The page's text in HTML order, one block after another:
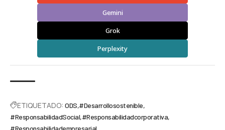
Gemini
Grok
Perplexity
ETIQUETADO: ODS #Desarrollosostenible
#ResponsabilidadSocial #Responsabilidadcorporativa
#Responsabilidadempresarial